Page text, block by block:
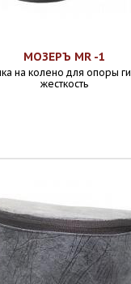
МОЗЕРЪ MR -1
на колено для опоры
жесткость